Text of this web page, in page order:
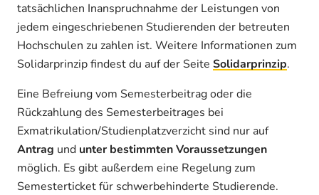
tatsächlichen Inanspruchnahme der Leistungen von
jedem eingeschriebenen Studierenden der betreuten
Hochschulen zu zahlen ist. Weitere Informationen zum
Solidarprinzip findest du auf der Seite Solidarprinzip.
Eine Befreiung vom Semesterbeitrag oder die
Rückzahlung des Semesterbeitrages bei
Exmatrikulation/Studienplatzverzicht sind nur auf
Antrag und unter bestimmten Voraussetzungen
möglich. Es gibt außerdem eine Regelung zum
Semesterticket für schwerbehinderte Studierende.